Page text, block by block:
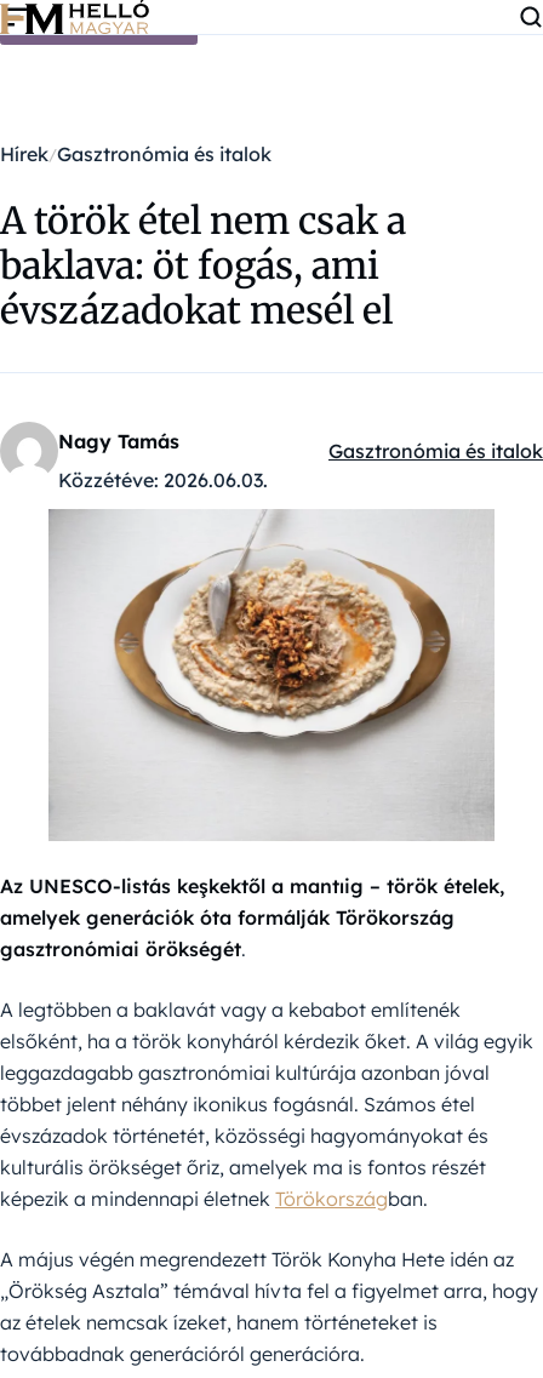
Ugrás a tartalomra
Hírek Gasztronómia és italok
A török étel nem csak a
baklava: öt fogás, ami
évszázadokat mesél el
Nagy Tamás
Közzétéve: 2026.06.03.
Kategóriák:
Gasztronómia és italok
Az UNESCO-listás keşkektől a mantıig – török ételek,
amelyek generációk óta formálják Törökország
gasztronómiai örökségét.
A legtöbben a baklavát vagy a kebabot említenék
elsőként, ha a török konyháról kérdezik őket. A világ egyik
leggazdagabb gasztronómiai kultúrája azonban jóval
többet jelent néhány ikonikus fogásnál. Számos étel
évszázadok történetét, közösségi hagyományokat és
kulturális örökséget őriz, amelyek ma is fontos részét
képezik a mindennapi életnek Törökországban.
A május végén megrendezett Török Konyha Hete idén az
„Örökség Asztala” témával hívta fel a figyelmet arra, hogy
az ételek nemcsak ízeket, hanem történeteket is
továbbadnak generációról generációra.